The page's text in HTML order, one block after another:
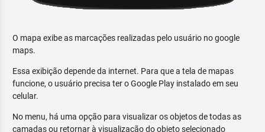
O mapa exibe as marcações realizadas pelo usuário no google
maps.
Essa exibição depende da internet. Para que a tela de mapas
funcione, o usuário precisa ter o Google Play instalado em seu
celular.
No menu, há uma opção para visualizar os objetos de todas as
camadas ou retornar à visualização do objeto selecionado